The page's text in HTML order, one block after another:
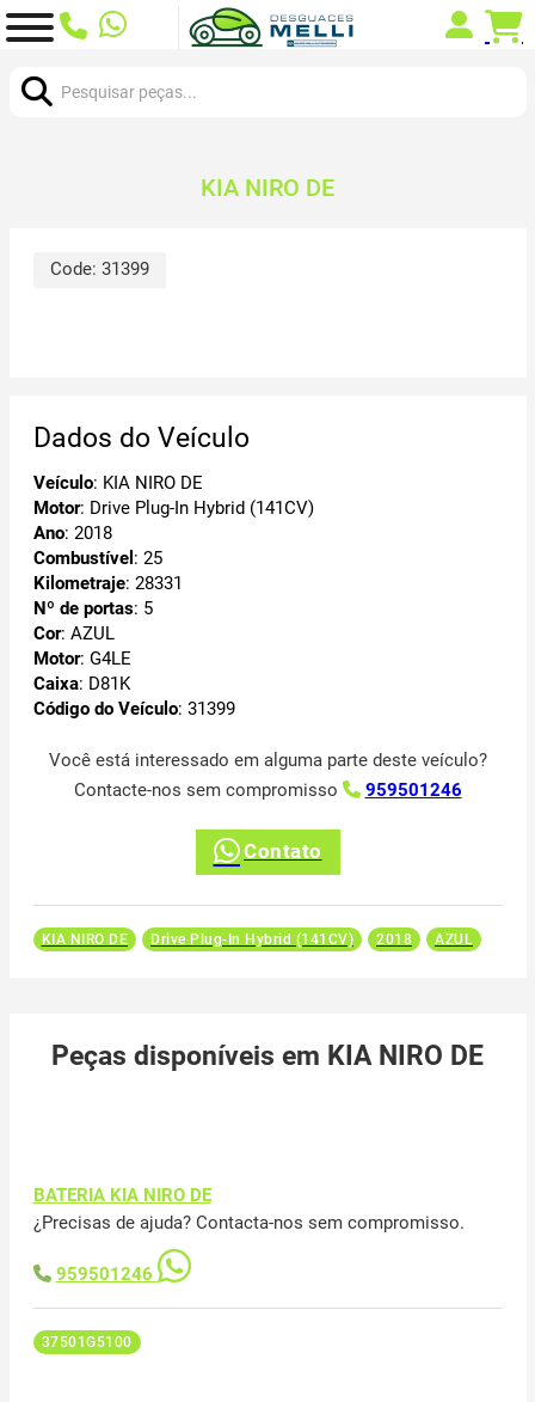
KIA NIRO DE
Code: 31399
Dados do Veículo
Veículo: KIA NIRO DE
Motor: Drive Plug-In Hybrid (141CV)
Ano: 2018
Combustível : 25
Kilometraje: 28331
Nº de portas: 5
Cor: AZUL
Motor: G4LE
Caixa: D81K
Código do Veículo: 31399
Você está interessado em alguma parte deste veículo?
Contacte-nos sem compromisso
959501246
Contato
KIA NIRO DE Drive Plug-In Hybrid (141CV) 2018 AZUL
Peças disponíveis em KIA NIRO DE
BATERIA KIA NIRO DE
¿Precisas de ajuda? Contacta-nos sem compromisso.
959501246
37501G5100